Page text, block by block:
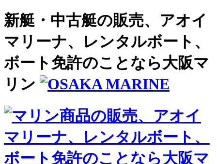
新艇・中古艇の販売、アオイ
マリーナ、レンタルボート、
ボート免許のことなら大阪マ
リン